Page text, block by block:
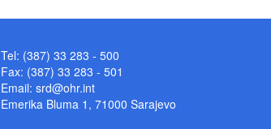
Tel: (387) 33 283 - 500
Fax: (387) 33 283 - 501
Email: srd@ohr.int
Emerika Bluma 1, 71000 Sarajevo